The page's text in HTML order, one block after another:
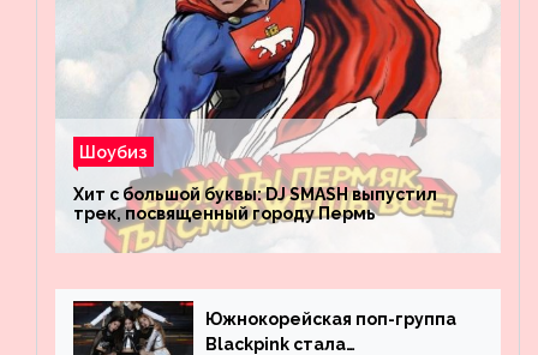
Шоубиз
Хит с большой буквы: DJ SMASH выпустил
трек, посвященный городу Пермь
Южнокорейская поп-группа
Blackpink стала